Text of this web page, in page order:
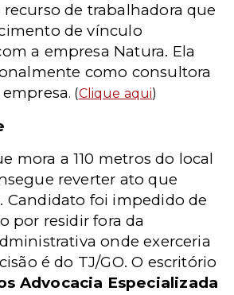
de trabalhadora que
de vínculo
a empresa Natura. Ela
como consultora
. (Clique aqui)
mora a 110 metros do local
reverter ato que
Candidato foi impedido de
por residir fora da
onde exerceria
é do TJ/GO. O escritório
Advocacia Especializada